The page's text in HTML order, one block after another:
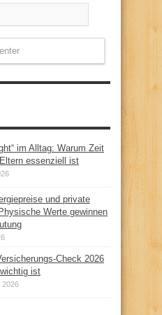
im Alltag: Warum Zeit
essenziell ist
und private
Werte gewinnen
Check 2026
ist
2026